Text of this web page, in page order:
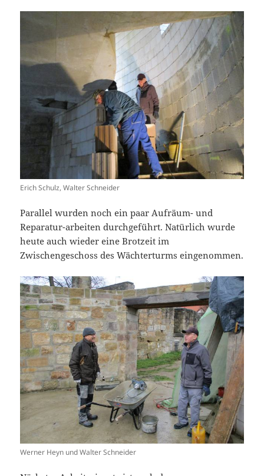
Erich Schulz, Walter Schneider
Parallel wurden noch ein paar Aufräum- und
Reparatur-arbeiten durchgeführt. Natürlich wurde
heute auch wieder eine Brotzeit im
Zwischengeschoss des Wächterturms eingenommen.
Werner Heyn und Walter Schneider